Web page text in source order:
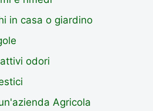
in casa o giardino
odori
Agricola